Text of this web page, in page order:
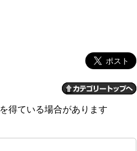
得ている場合があります